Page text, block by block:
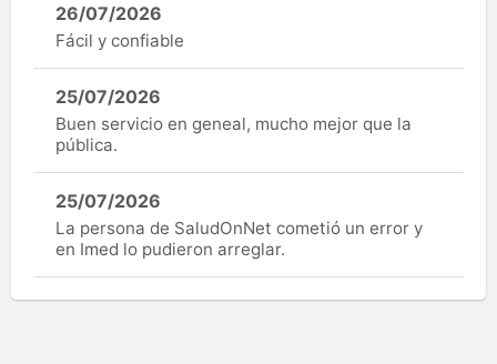
26/07/2026
Fácil y confiable
25/07/2026
Buen servicio en geneal, mucho mejor que la
pública.
25/07/2026
La persona de SaludOnNet cometió un error y
en Imed lo pudieron arreglar.